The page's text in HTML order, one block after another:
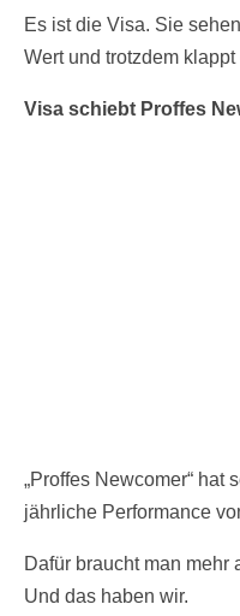
Es ist die Visa. Sie
Wert und trotzdem klappt
Visa schiebt Proffes
„Proffes Newcomer“ hat
jährliche Performance
Dafür braucht man mehr
Und das haben wir.